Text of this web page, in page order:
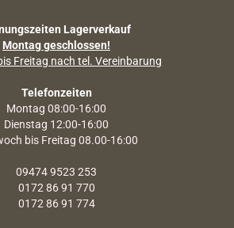
Lagerverkauf
Montag geschlossen!
Freitag nach tel. Vereinbarung
Telefonzeiten
Montag 08:00-16:00
Dienstag 12:00-16:00
bis Freitag 08.00-16:00
09474 9523 253
0172 86 91 770
0172 86 91 774